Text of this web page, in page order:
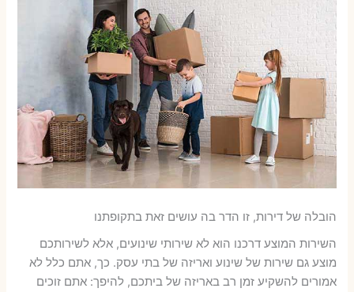
הובלה של דירות, זו הדר בה עושים זאת בתקופתנו
השירות המוצע דרכנו הוא לא שירותי שינועים, אלא לשירותכם
מוצע גם שירות של שינוע ואריזה של בתי עסק. כך, אתם כלל לא
אמורים להשקיע זמן רב באריזה של ביתכם, להיפך: אתם זוכים